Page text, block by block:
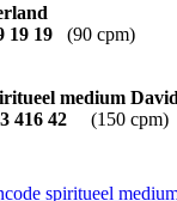
19 19
(90 cpm)
416 42 (150 cpm)